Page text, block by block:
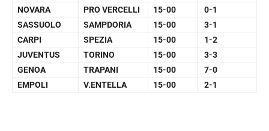
NOVARA
PRO VERCELLI 15-00
0-1
SASSUOLO
SAMPDORIA 15-00
3-1
CARPI
SPEZIA 15-00
1-2
JUVENTUS
TORINO 15-00
3-3
GENOA
TRAPANI 15-00
7-0
EMPOLI
V.ENTELLA 15-00 2-1